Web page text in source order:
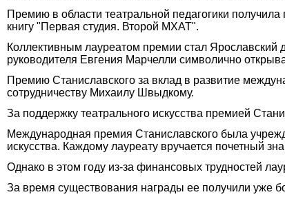
Премию в области театральной педагогики
книгу "Первая студия. Второй МХАТ".
Коллективным лауреатом премии стал Ярославский
руководителя Евгения Марчелли символично
Премию Станиславского за вклад в развитие
сотрудничеству Михаилу Швыдкому.
За поддержку театрального искусства премией
Международная премия Станиславского была
искусства. Каждому лауреату вручается почетный
Однако в этом году из-за финансовых трудностей
За время существования награды ее получили уже